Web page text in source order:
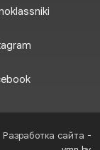
Разработка сайта -